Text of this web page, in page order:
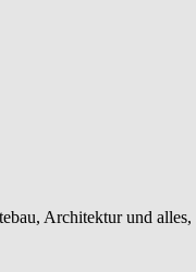
Architektur und alles,